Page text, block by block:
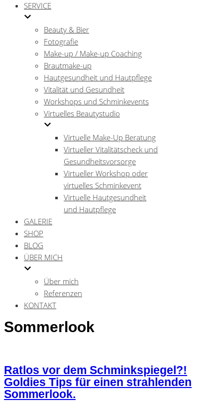
SERVICE
Beauty & Bier
Fotografie
Make-up / Make-up Coaching
Brautmake-up
Hautgesundheit und Hautpflege
Vitalität und Gesundheit
Workshops und Schminkevents
Virtuelles Beautystudio
Virtuelle Make-Up Beratung
Virtueller Vitalitätscheck und
Gesundheitsvorsorge
Virtueller Workshop oder
virtuelles Schminkevent
Virtuelle Hautgesundheit
und Hautpflege
GALERIE
SHOP
BLOG
ÜBER MICH
Über mich
Referenzen
KONTAKT
Sommerlook
Ratlos vor dem Schminkspiegel?!
Goldies Tips für einen strahlenden
Sommerlook.